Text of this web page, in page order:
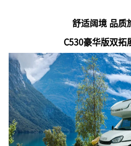
舒适阔境 品质
C530豪华版双拓